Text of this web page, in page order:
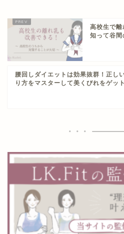
高校生で
知って谷間
腰回しダイエットは効果抜群！正し
り方をマスターして美くびれをゲット